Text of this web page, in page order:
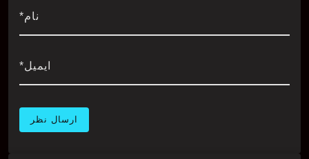
نام*
ایمیل*